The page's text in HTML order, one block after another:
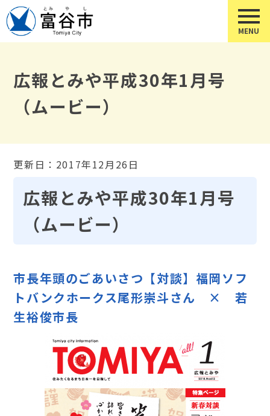
広報とみや平成30年1月号
（ムービー）
更新日：2017年12月26日
広報とみや平成30年1月号
（ムービー）
市長年頭のごあいさつ【対談】福岡ソフ
トバンクホークス尾形崇斗さん × 若
生裕俊市長